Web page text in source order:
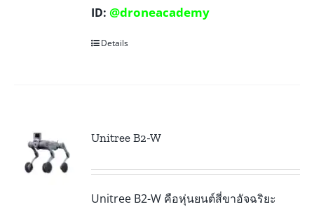
ID:@droneacademy
Details
Unitree B2-W
Unitree B2-W คือหุ่นยนต์สี่ขาอัจฉริยะ